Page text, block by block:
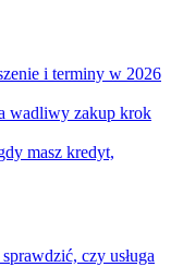
i terminy w 2026
wadliwy zakup krok
masz kredyt,
czy usługa